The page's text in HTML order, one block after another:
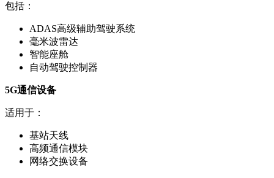
包括：
ADAS高级辅助驾驶系统
毫米波雷达
智能座舱
自动驾驶控制器
5G通信设备
适用于：
基站天线
高频通信模块
网络交换设备